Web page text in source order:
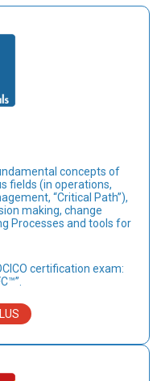
concepts of
fields (in operations,
“Critical Path”),
making, change
Processes and tools for
certification exam: